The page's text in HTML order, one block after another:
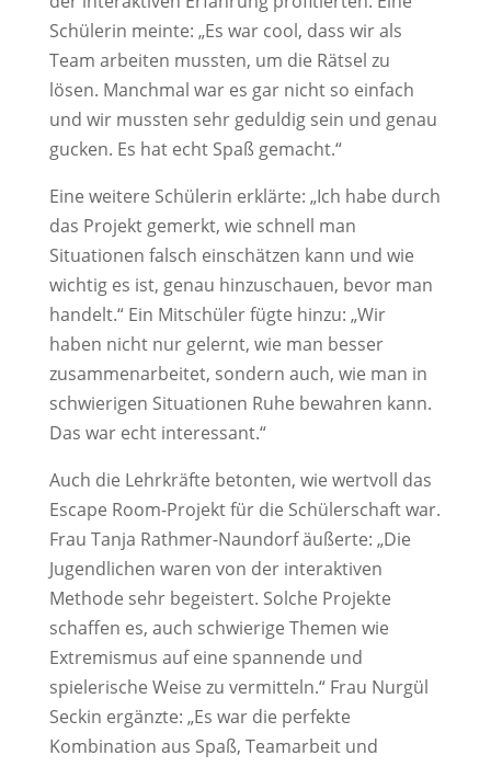
Schülerin meinte: „Es war cool, dass wir als
Team arbeiten mussten, um die Rätsel zu
lösen. Manchmal war es gar nicht so einfach
und wir mussten sehr geduldig sein und genau
gucken. Es hat echt Spaß gemacht.“
Eine weitere Schülerin erklärte: „Ich habe durch
das Projekt gemerkt, wie schnell man
Situationen falsch einschätzen kann und wie
wichtig es ist, genau hinzuschauen, bevor man
handelt.“ Ein Mitschüler fügte hinzu: „Wir
haben nicht nur gelernt, wie man besser
zusammenarbeitet, sondern auch, wie man in
schwierigen Situationen Ruhe bewahren kann.
Das war echt interessant.“
Auch die Lehrkräfte betonten, wie wertvoll das
Escape Room-Projekt für die Schülerschaft war.
Frau Tanja Rathmer-Naundorf äußerte: „Die
Jugendlichen waren von der interaktiven
Methode sehr begeistert. Solche Projekte
schaffen es, auch schwierige Themen wie
Extremismus auf eine spannende und
spielerische Weise zu vermitteln.“ Frau Nurgül
Seckin ergänzte: „Es war die perfekte
Kombination aus Spaß, Teamarbeit und